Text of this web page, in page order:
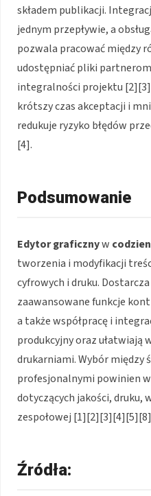
składem publikacji.
jednym przepływie, a
pozwala pracować między
udostępniać pliki
integralności projektu
krótszy czas akceptacji i
redukuje ryzyko błędów
[4].
Podsumowanie
Edytor graficznyw
tworzenia i modyfikacji
cyfrowych i druku.
zaawansowane funkcje
a także współpracę i
produkcyjny oraz ułatwiają
drukarniami. Wybór między
profesjonalnymi powinien
dotyczących jakości, druku,
zespołowej
Źródła: